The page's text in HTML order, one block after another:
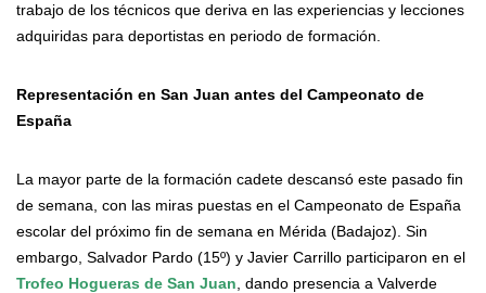
trabajo de los técnicos que deriva en las experiencias y lecciones
adquiridas para deportistas en periodo de formación.
Representación en San Juan antes del Campeonato de
España
La mayor parte de la formación cadete descansó este pasado fin
de semana, con las miras puestas en el Campeonato de España
escolar del próximo fin de semana en Mérida (Badajoz). Sin
embargo, Salvador Pardo (15º) y Javier Carrillo participaron en el
Trofeo Hogueras de San Juan , dando presencia a Valverde